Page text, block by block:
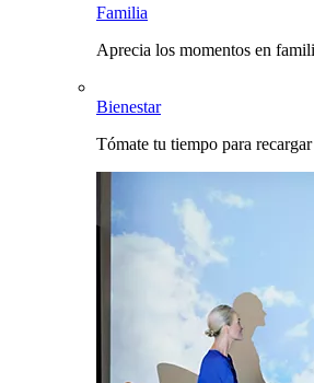
Familia
Aprecia los momentos en
Bienestar
Tómate tu tiempo para